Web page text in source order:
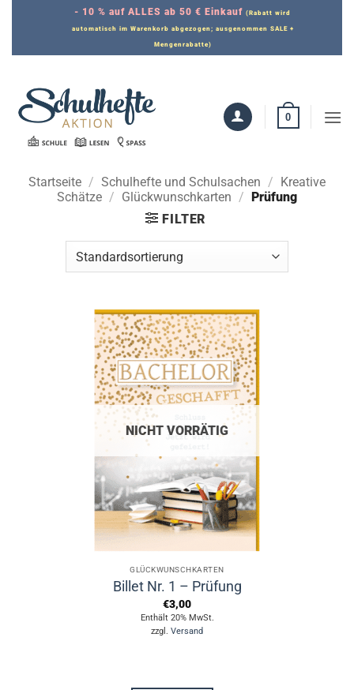
- 10 % auf ALLES ab 50 € Einkauf (Rabatt wird
automatisch im Warenkorb abgezogen; ausgenommen SALE +
Mengenrabatte)
0
Startseite / Schulhefte und Schulsachen / Kreative
Schätze / Glückwunschkarten / Prüfung
FILTER
NICHT VORRÄTIG
GLÜCKWUNSCHKARTEN
Billet Nr. 1 – Prüfung
€3,00
Enthält 20% MwSt.
zzgl. Versand